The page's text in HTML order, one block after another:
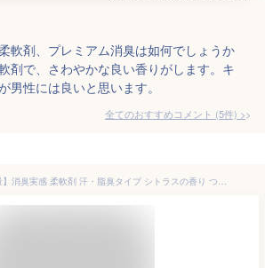
軟剤、プレミアム消臭は如何でしょうか
剤で、さわやかな良い香りがします。キ
男性には良いと思います。
全てのおすすめコメント (5件) >
ハミング 【大容量】消臭実感 柔軟剤 汗・脂臭タイプ シトラスの香り つめかえ用 2,530ml